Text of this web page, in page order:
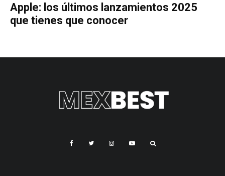
Apple: los últimos lanzamientos 2025
que tienes que conocer